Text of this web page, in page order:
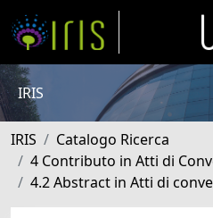
IRIS
IRIS
Catalogo Ricerca
4 Contributo in Atti di
4.2 Abstract in Atti di